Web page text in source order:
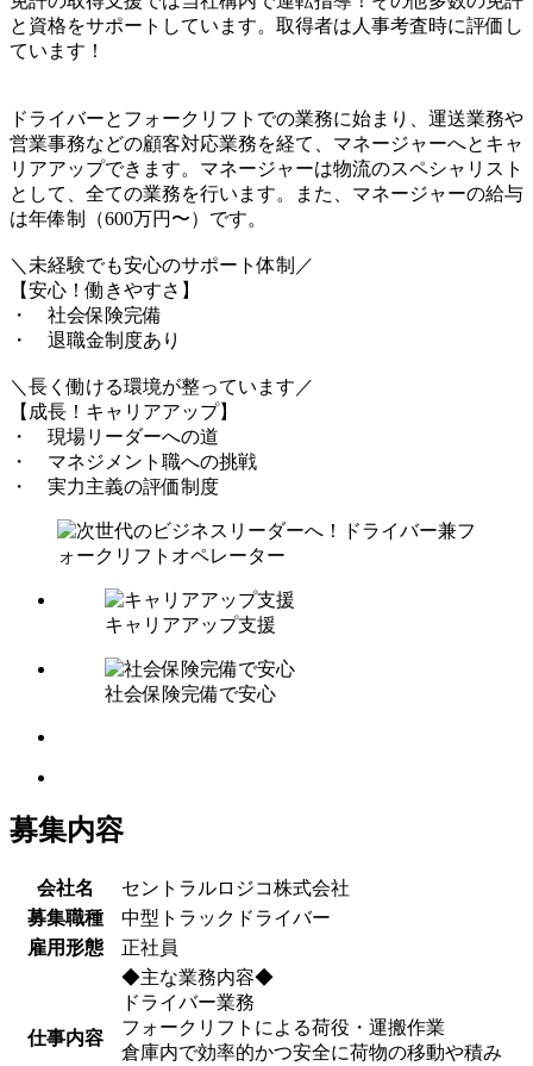
と資格をサポートしています。取得者は人事考査時に評価し
ています！
ドライバーとフォークリフトでの業務に始まり、運送業務や
営業事務などの顧客対応業務を経て、マネージャーへとキャ
リアアップできます。マネージャーは物流のスペシャリスト
として、全ての業務を行います。また、マネージャーの給与
は年俸制（600万円〜）です。
＼未経験でも安心のサポート体制／
【安心！働きやすさ】
・ 社会保険完備
・ 退職金制度あり
＼長く働ける環境が整っています／
【成長！キャリアアップ】
・ 現場リーダーへの道
・ マネジメント職への挑戦
・ 実力主義の評価制度
キャリアアップ支援
社会保険完備で安心
募集内容
会社名
セントラルロジコ株式会社
募集職種
中型トラックドライバー
雇用形態
正社員
仕事内容
◆主な業務内容◆
ドライバー業務
フォークリフトによる荷役・運搬作業
倉庫内で効率的かつ安全に荷物の移動や積み